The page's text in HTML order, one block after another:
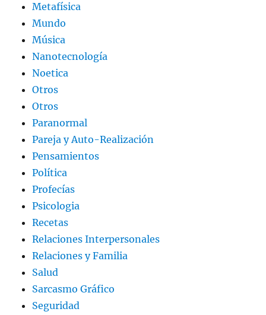
Metafísica
Mundo
Música
Nanotecnología
Noetica
Otros
Otros
Paranormal
Pareja y Auto-Realización
Pensamientos
Política
Profecías
Psicologia
Recetas
Relaciones Interpersonales
Relaciones y Familia
Salud
Sarcasmo Gráfico
Seguridad